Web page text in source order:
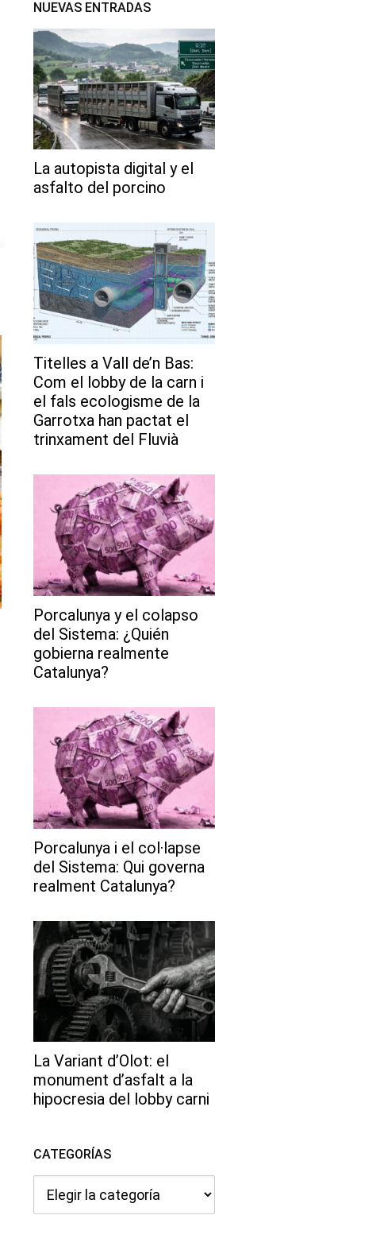
NUEVAS ENTRADAS
La autopista digital y el
asfalto del porcino
Titelles a Vall de’n Bas:
Com el lobby de la carn i
el fals ecologisme de la
Garrotxa han pactat el
trinxament del Fluvià
Porcalunya y el colapso
del Sistema: ¿Quién
gobierna realmente
Catalunya?
Porcalunya i el col·lapse
del Sistema: Qui governa
realment Catalunya?
La Variant d’Olot: el
monument d’asfalt a la
hipocresia del lobby carni
CATEGORÍAS